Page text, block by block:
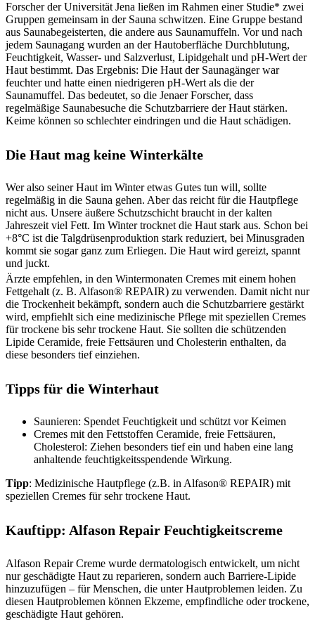
Forscher der Universität Jena ließen im Rahmen einer Studie* zwei
Gruppen gemeinsam in der Sauna schwitzen. Eine Gruppe bestand
aus Saunabegeisterten, die andere aus Saunamuffeln. Vor und nach
jedem Saunagang wurden an der Hautoberfläche Durchblutung,
Feuchtigkeit, Wasser- und Salzverlust, Lipidgehalt und pH-Wert der
Haut bestimmt. Das Ergebnis: Die Haut der Saunagänger war
feuchter und hatte einen niedrigeren pH-Wert als die der
Saunamuffel. Das bedeutet, so die Jenaer Forscher, dass
regelmäßige Saunabesuche die Schutzbarriere der Haut stärken.
Keime können so schlechter eindringen und die Haut schädigen.
Die Haut mag keine Winterkälte
Wer also seiner Haut im Winter etwas Gutes tun will, sollte
regelmäßig in die Sauna gehen. Aber das reicht für die Hautpflege
nicht aus. Unsere äußere Schutzschicht braucht in der kalten
Jahreszeit viel Fett. Im Winter trocknet die Haut stark aus. Schon bei
+8°C ist die Talgdrüsenproduktion stark reduziert, bei Minusgraden
kommt sie sogar ganz zum Erliegen. Die Haut wird gereizt, spannt
und juckt.
Ärzte empfehlen, in den Wintermonaten Cremes mit einem hohen
Fettgehalt (z. B. Alfason® REPAIR) zu verwenden. Damit nicht nur
die Trockenheit bekämpft, sondern auch die Schutzbarriere gestärkt
wird, empfiehlt sich eine medizinische Pflege mit speziellen Cremes
für trockene bis sehr trockene Haut. Sie sollten die schützenden
Lipide Ceramide, freie Fettsäuren und Cholesterin enthalten, da
diese besonders tief einziehen.
Tipps für die Winterhaut
Saunieren: Spendet Feuchtigkeit und schützt vor Keimen
Cremes mit den Fettstoffen Ceramide, freie Fettsäuren,
Cholesterol: Ziehen besonders tief ein und haben eine lang
anhaltende feuchtigkeitsspendende Wirkung.
Tipp: Medizinische Hautpflege (z.B. in Alfason® REPAIR) mit
speziellen Cremes für sehr trockene Haut.
Kauftipp: Alfason Repair Feuchtigkeitscreme
Alfason Repair Creme wurde dermatologisch entwickelt, um nicht
nur geschädigte Haut zu reparieren, sondern auch Barriere-Lipide
hinzuzufügen – für Menschen, die unter Hautproblemen leiden. Zu
diesen Hautproblemen können Ekzeme, empfindliche oder trockene,
geschädigte Haut gehören.